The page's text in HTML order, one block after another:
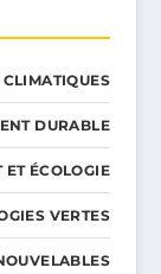
DURABLE
ÉCOLOGIE
VERTES